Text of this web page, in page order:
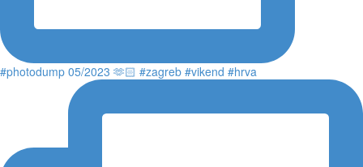
#photodump 05/2023 🫶🏻 #zagreb #vikend #hrva